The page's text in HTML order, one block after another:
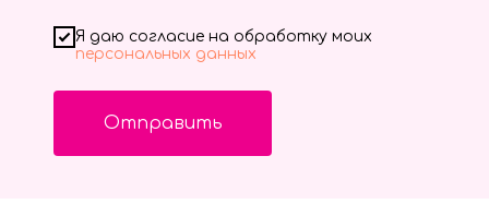
Я даю согласие на обработку моих
персональных данных
Отправить